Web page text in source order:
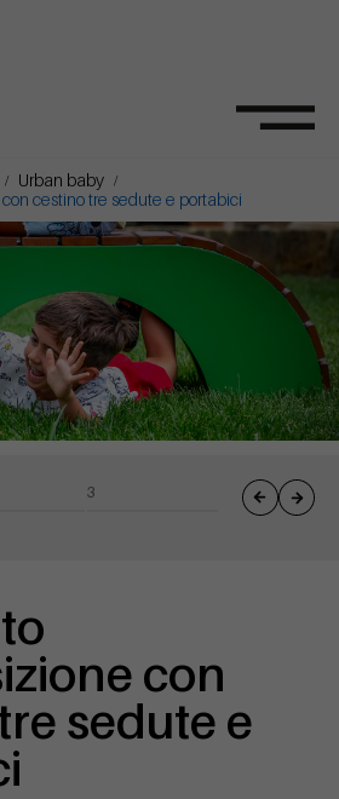
Urban baby
cestino tre sedute e portabici
con
sedute e